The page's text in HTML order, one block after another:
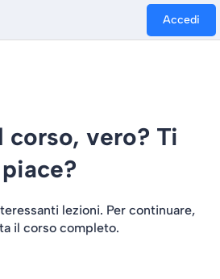
Accedi
corso, vero? Ti
piace?
lezioni. Per continuare,
il corso completo.